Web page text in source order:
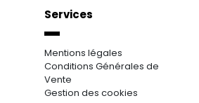
Services
Mentions légales
Conditions Générales de
Vente
Gestion des cookies